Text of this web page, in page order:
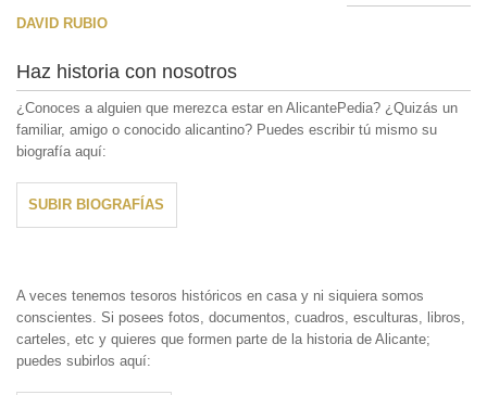
DAVID RUBIO
Haz historia con nosotros
¿Conoces a alguien que merezca estar en AlicantePedia? ¿Quizás un
familiar, amigo o conocido alicantino? Puedes escribir tú mismo su
biografía aquí:
SUBIR BIOGRAFÍAS
A veces tenemos tesoros históricos en casa y ni siquiera somos
conscientes. Si posees fotos, documentos, cuadros, esculturas, libros,
carteles, etc y quieres que formen parte de la historia de Alicante;
puedes subirlos aquí: